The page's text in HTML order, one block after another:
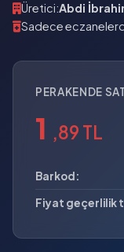
Üretici:Abdi
Sadece
PERAKENDE
1 ,89 TL
Barkod:
Fiyat geçerlilik